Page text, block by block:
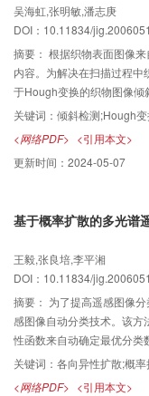
吴海虹,张明敏,潘志庚
DOI：10.11834/
摘要： 根据织物表面图像
内容。为解决在扫描过程
于Hough变换的织物图像倾
度作为纬纱走向信息;然后
检测精度;最后根据倾斜检
提取倾斜角处的投影轮廓
表明,该算法用于结构图像
率,纬度识别倾斜误差可控
关键词： 倾斜检测;Hough
<网络PDF> <引用本文>
更新时间： 2024-05-07
基于概率扩散的多光谱
王毅,张良培,李平湘
DOI：10.11834/
摘要： 为了提高遥感图像
感图像自动分类技术。该方
性函数来自动确定最优分类
型来调整中心像元隶属类别
按照最大后验概率估计（
关键词： 各向异性扩散;概率
<网络PDF> <引用本文>